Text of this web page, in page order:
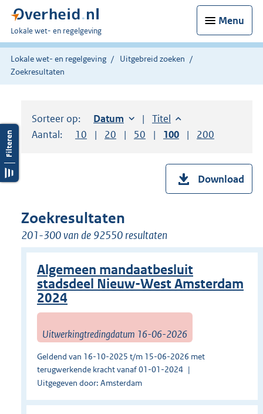
Menu
U
bent
hier:
Lokale wet- en regelgeving
Lokale wet- en regelgeving
Uitgebreid zoeken
Zoekresultaten
Sorteer op: Sorteer op:
Datum oplopendSorteer op:
Titel oplopend
Aantal:
Toon
10 resultaten per pagina
Toon
20 resultaten per pagina
Toon
50 resultaten per pagina
Toon
100 resultaten per
Toon
200
Download
Zoekresultaten
201-300 van de 92550 resultaten
Algemeen mandaatbesluit
stadsdeel Nieuw-West Amsterdam
2024
Uitwerkingtredingdatum 16-06-2026
Geldend van 16-10-2025 t/m 15-06-2026 met
terugwerkende kracht vanaf 01-01-2024
Uitgegeven door: Amsterdam